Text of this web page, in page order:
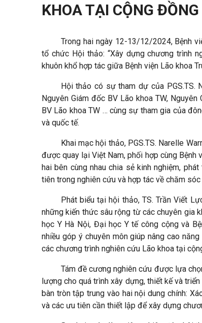
KHOA TẠI CỘNG ĐỒNG
Trong hai ngày 12-13/12/2024, Bệnh
tổ chức Hội thảo: “Xây dựng chương trình
khuôn khổ hợp tác giữa Bệnh viện Lão khoa
Hội thảo có sự tham dự của PGS.TS.
Nguyên Giám đốc BV Lão khoa TW,
BV Lão khoa TW … cùng sự tham gia của
và quốc tế.
Khai mạc hội thảo, PGS.TS. Narelle
được quay lại Việt Nam, phối hợp cùng Bệnh
hai bên cùng nhau chia sẻ kinh nghiệm,
tiên trong nghiên cứu và hợp tác về chăm
Phát biểu tại hội thảo, TS. Trần Viết
những kiến thức sâu rộng từ các chuyên gia
học Y Hà Nội, Đại học Y tế công cộng và
nhiều góp ý chuyên môn giúp nâng cao
các chương trình nghiên cứu Lão khoa tại
Tám đề cương nghiên cứu được lựa
lượng cho quá trình xây dựng, thiết kế và
bàn tròn tập trung vào hai nội dung chính:
và các ưu tiên cần thiết lập để xây dựng